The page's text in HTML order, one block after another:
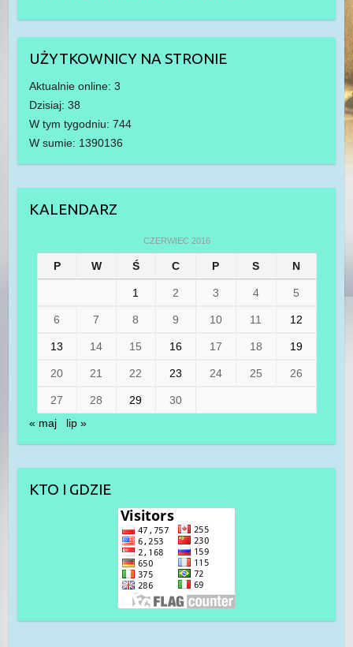
UŻYTKOWNICY NA STRONIE
Aktualnie online: 3
Dzisiaj: 38
W tym tygodniu: 744
W sumie: 1390136
KALENDARZ
CZERWIEC 2016
P W Ś C P S N
1 2 3 4 5
6 7 8 9 10 11 12
13 14 15 16 17 18 19
20 21 22 23 24 25 26
27 28 29
30
« maj
lip »
KTO I GDZIE